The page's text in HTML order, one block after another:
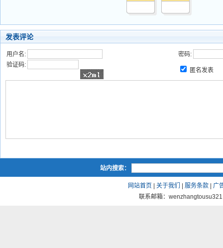
发表评论
用户名:
密码:
验证码:
匿名发表
站内搜索：
网站首页 关于我们 服务条款
广
联系邮箱：